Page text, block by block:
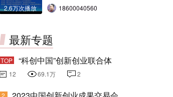
2.6万次播放
18600040560
最新专题
TOP “科创中国”创新创业联合体
12 69.1万 2
2